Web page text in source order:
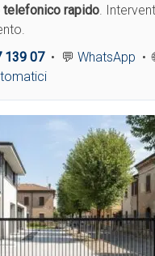
telefonico rapido.
139 07• 💬WhatsApp •